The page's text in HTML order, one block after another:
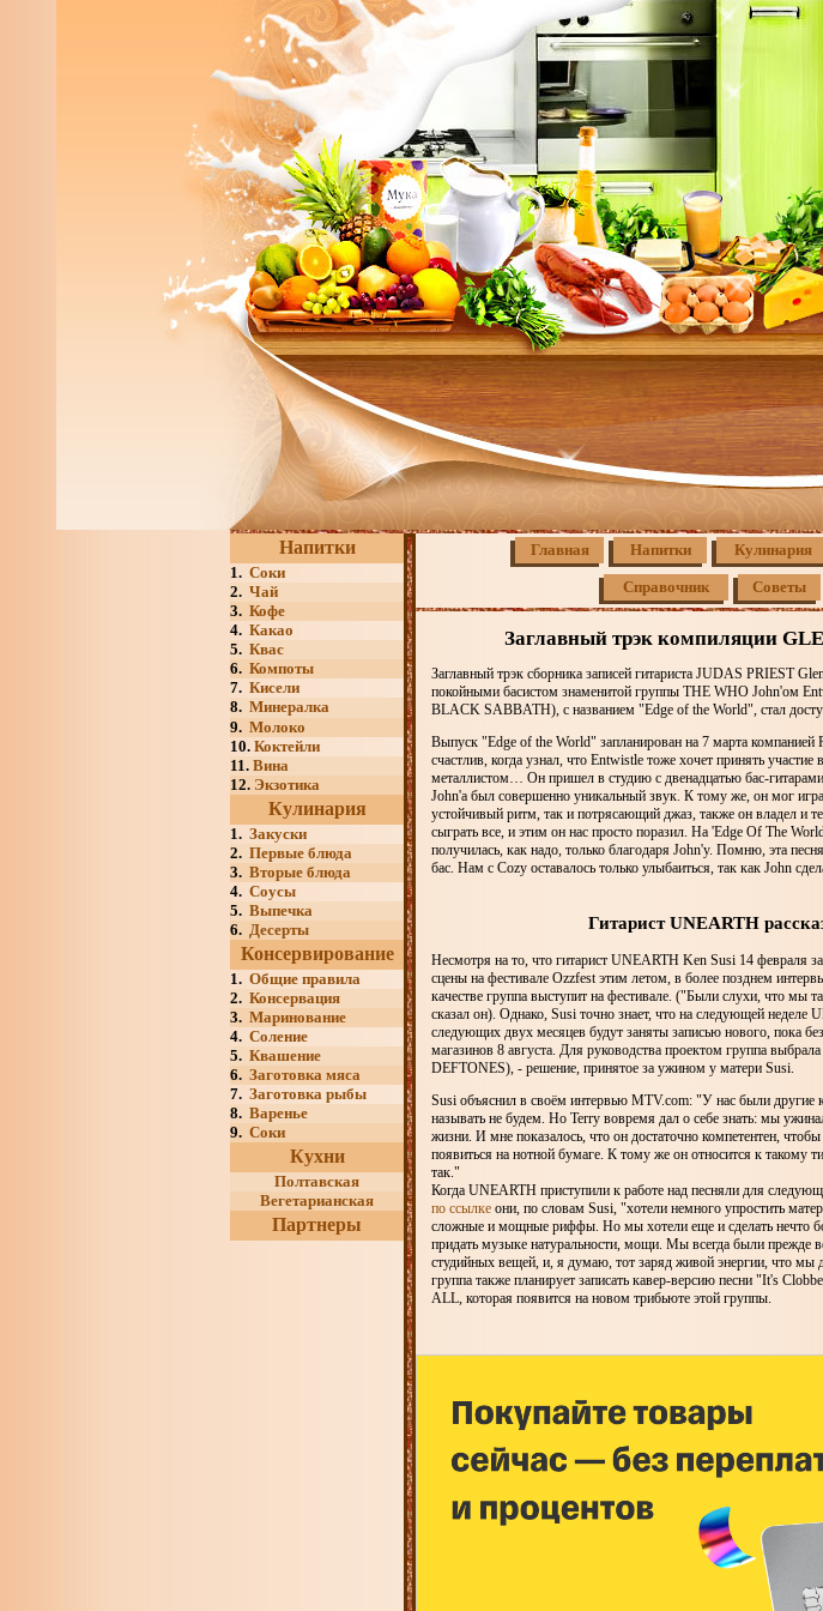
Напитки
1. Соки
2. Чай
3. Кофе
4. Какао
5. Квас
6. Компоты
7. Кисели
8. Минералка
9. Молоко
10. Коктейли
11. Вина
12. Экзотика
Кулинария
1. Закуски
2. Первые блюда
3. Вторые блюда
4. Соусы
5. Выпечка
6. Десерты
Консервирование
1. Общие правила
2. Консервация
3. Маринование
4. Соление
5. Квашение
6. Заготовка мяса
7. Заготовка рыбы
8. Варенье
9. Соки
Кухни
Полтавская
Вегетарианская
Партнеры
Главная Напитки Кулинария
Справочник Советы
Заглавный трэк компиляции
Заглавный трэк сборника записей гитариста JUDAS PRIEST
покойными басистом знаменитой группы THE WHO John'ом
BLACK SABBATH), с названием "Edge of the World", стал
Выпуск "Edge of the World" запланирован на 7 марта компанией
счастлив, когда узнал, что Entwistle тоже хочет принять
металлистом… Он пришел в студию с двенадцатью бас-
John'а был совершенно уникальный звук. К тому же, он мог
устойчивый ритм, так и потрясающий джаз, также он владел и
сыграть все, и этим он нас просто поразил. На 'Edge Of The
получилась, как надо, только благодаря John'у. Помню, эта
бас. Нам с Cozy оставалось только улыбаиться, так как John
Гитарист UNEARTH
Несмотря на то, что гитарист UNEARTH Ken Susi 14 февраля
сцены на фестивале Ozzfest этим летом, в более позднем
качестве группа выступит на фестивале. ("Были слухи, что
сказал он). Однако, Susi точно знает, что на следующей неделе
следующих двух месяцев будут заняты записью нового, пока
магазинов 8 августа. Для руководства проектом группа
DEFTONES), - решение, принятое за ужином у матери Susi.
Susi объяснил в своём интервью MTV.com: "У нас были
называть не будем. Но Terry вовремя дал о себе знать: мы
жизни. И мне показалось, что он достаточно компетентен,
появиться на нотной бумаге. К тому же он относится к такому
так."
Когда UNEARTH приступили к работе над песняли для
по ссылке они, по словам Susi, "хотели немного упростить
сложные и мощные риффы. Но мы хотели еще и сделать нечто
придать музыке натуральности, мощи. Мы всегда были прежде
студийных вещей, и, я думаю, тот заряд живой энергии, что мы
группа также планирует записать кавер-версию песни "It's
ALL, которая появится на новом трибьюте этой группы.